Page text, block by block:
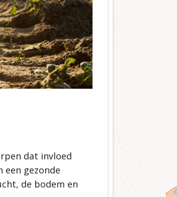
en mobiliteit
dat invloed
een gezonde
de bodem en